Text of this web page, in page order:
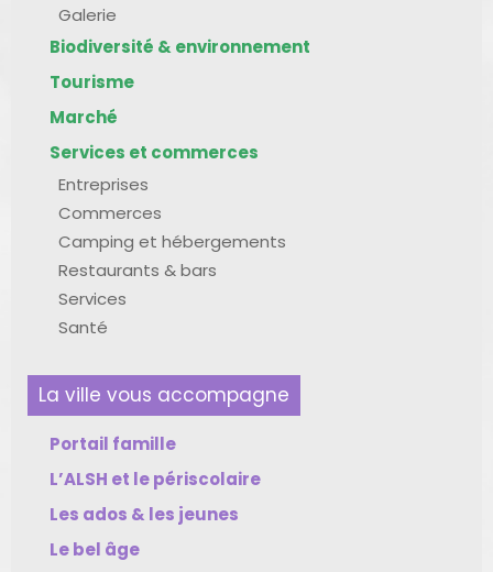
Galerie
Biodiversité & environnement
Tourisme
Marché
Services et commerces
Entreprises
Commerces
Camping et hébergements
Restaurants & bars
Services
Santé
La ville vous accompagne
Portail famille
L’ALSH et le périscolaire
Les ados & les jeunes
Le bel âge